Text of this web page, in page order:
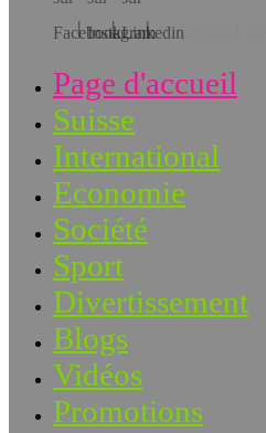
Téléchargez l’app!
Page d'accueil
Suisse
International
Economie
Société
Sport
Divertissement
Blogs
Vidéos
Promotions